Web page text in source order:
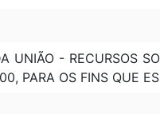
UNIÃO - RECURSOS
PARA OS FINS QUE